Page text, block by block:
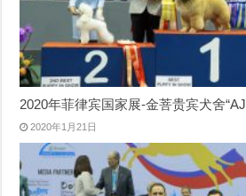
2020年菲律宾国家展-金菩贵宾犬舍
2020年1月21日